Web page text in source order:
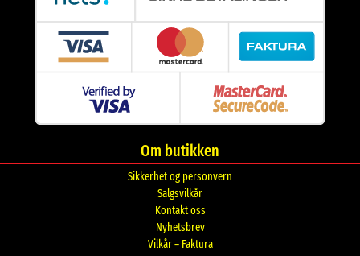
Om butikken
Sikkerhet og personvern
Salgsvilkår
Kontakt oss
Nyhetsbrev
Vilkår – Faktura